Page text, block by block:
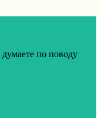
по поводу